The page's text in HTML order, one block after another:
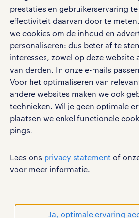
prestaties en gebruikerservaring
effectiviteit daarvan door te
we cookies om de inhoud en
personaliseren: dus beter af te
interesses, zowel op deze website
van derden. In onze e-mails
Voor het optimaliseren van
andere websites maken we ook
technieken. Wil je geen optimale
plaatsen we enkel functionele
pings.
Lees ons privacy statement of
voor meer informatie.
Ja, optimale ervaring
vacatures, solliciteren en
werken bij randstad
gebruikersvoorwaarden
privacystatement
cookies
disclaimer
sitemap
RANDSTAD, HUMAN FORWARD
WORLD OF WORK zijn